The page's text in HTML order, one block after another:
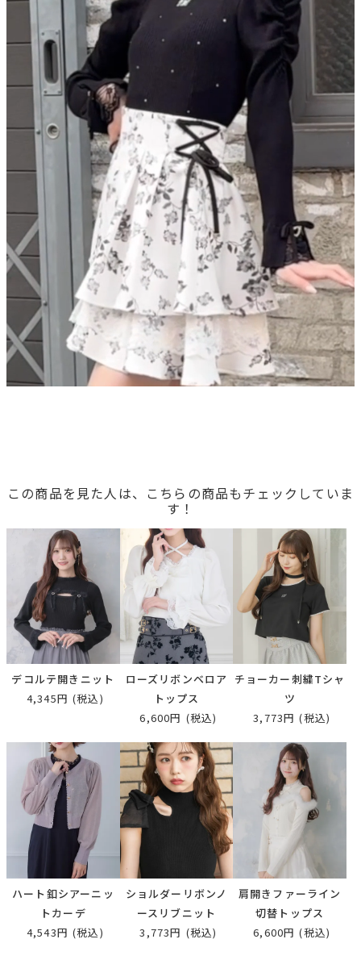
この商品を見た人は、こちらの商品もチェックしていま
す！
デコルテ開きニット
4,345円 (税込)
ローズリボンベロア
トップス
6,600円 (税込)
チョーカー刺繍Tシャ
ツ
3,773円 (税込)
ハート釦シアーニッ
トカーデ
4,543円 (税込)
ショルダーリボンノ
ースリブニット
3,773円 (税込)
肩開きファーライン
切替トップス
6,600円 (税込)